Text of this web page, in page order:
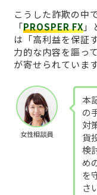
こうした詐欺の中
「PROSPER FX」
は「高利益を保証
力的な内容を謳っ
が寄せられています
女性相談員
本
の
対
貨
検
め
を
さ